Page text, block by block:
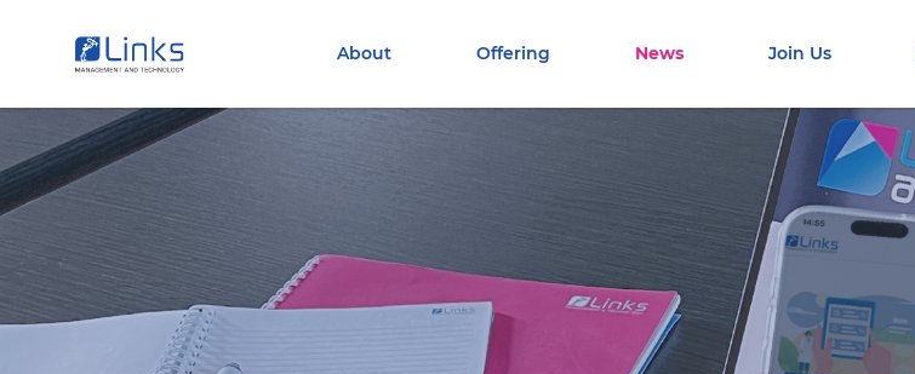
Vai al menu di navigazione
Vai ai contenuti
About Offering News Join Us